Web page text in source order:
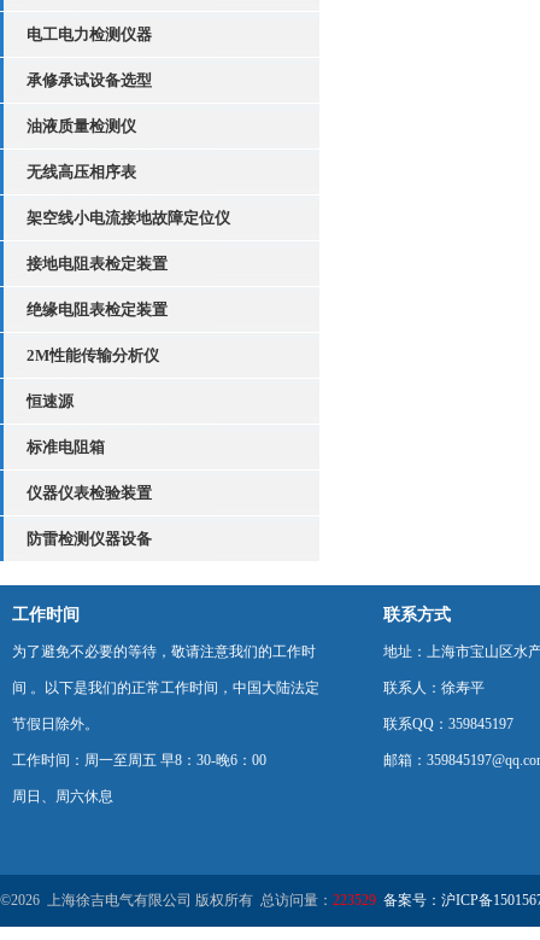
电工电力检测仪器
承修承试设备选型
油液质量检测仪
无线高压相序表
架空线小电流接地故障定位仪
接地电阻表检定装置
绝缘电阻表检定装置
2M性能传输分析仪
恒速源
标准电阻箱
仪器仪表检验装置
防雷检测仪器设备
工作时间
为了避免不必要的等待，敬请注意我们的工作时
间 。以下是我们的正常工作时间，中国大陆法定
节假日除外。
工作时间：周一至周五 早8：30-晚6：00
周日、周六休息
联系方式
地址：上海市宝山区水
联系人：徐寿平
联系QQ：359845197
邮箱：
©2026 上海徐吉电气有限公司 版权所有 总访问量： 223529 备案号：沪ICP备